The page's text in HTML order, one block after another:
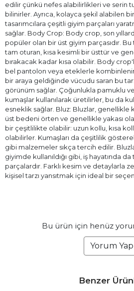
edilir çünkü nefes alabilirlikleri ve serin
bilinirler. Ayrıca, kolayca şekil alabilen
tasarımcılara çeşitli giyim parçaları
sağlar. Body Crop: Body crop, son
popüler olan bir üst giyim parçasıdır.
tam oturan, kısa kesimli bir üsttür ve
bırakacak kadar kısa olabilir. Body
bel pantolon veya eteklerle
bir araya geldiğinde vücudu saran bu
görünüm sağlar. Çoğunlukla pamuklu
kumaşlar kullanılarak üretilirler, bu da
esneklik sağlar. Bluz: Bluzlar, genellikle
üst bedeni örten ve genellikle yakası
bir çeşitlilikte olabilir: uzun kollu, kısa
olabilirler. Kumaşları da çeşitlilik
gibi malzemeler sıkça tercih edilir.
giyimde kullanıldığı gibi, iş hayatında
parçalardır. Farklı kesim ve detaylarla
kişisel tarzı yansıtmak için ideal bir
Bu ürün için henüz
Yorum Yap
Benzer